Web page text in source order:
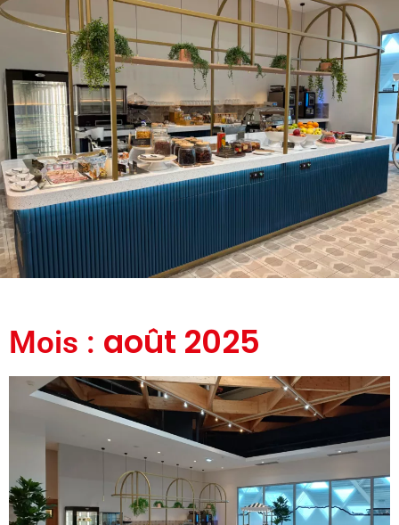
Mois : août 2025